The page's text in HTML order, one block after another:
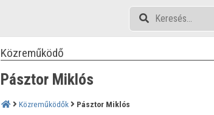
Közreműködő
Pásztor Miklós
Közreműködők Pásztor Miklós